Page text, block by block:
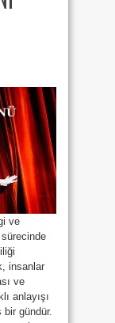
ve
insanlar
ve
anlayışı
bir gündür.